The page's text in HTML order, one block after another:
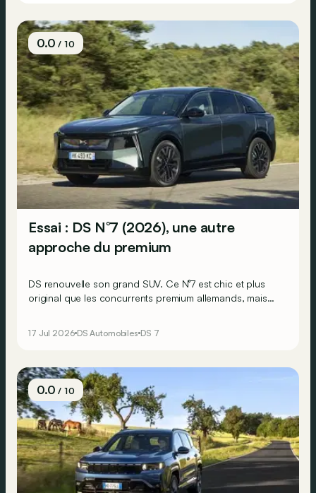
0.0/ 10
Essai : DS N°7 (2026), une autre
approche du premium
DS renouvelle son grand SUV. Ce N°7 est chic et plus
original que les concurrents premium allemands, mais
microhybride.
17 Jul 2026 DS Automobiles DS 7
0.0/ 10